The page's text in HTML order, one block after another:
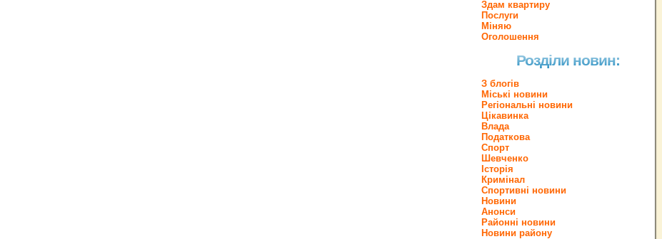
Здам квартиру
Послуги
Міняю
Оголошення
Розділи новин:
З блогів
Міські новини
Регіональні новини
Цікавинка
Влада
Податкова
Спорт
Шевченко
Історія
Кримінал
Спортивні новини
Новини
Анонси
Районні новини
Новини району